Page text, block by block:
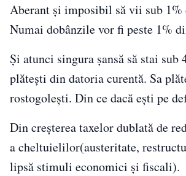
Aberant și imposibil să vii sub 1%
Numai dobânzile vor fi peste 1%
Și atunci singura șansă să stai sub
plătești din datoria curentă. Sa
rostogolești. Din ce dacă ești pe
Din creșterea taxelor dublată de
a cheltuielilor(austeritate,
lipsă stimuli economici și fiscali).